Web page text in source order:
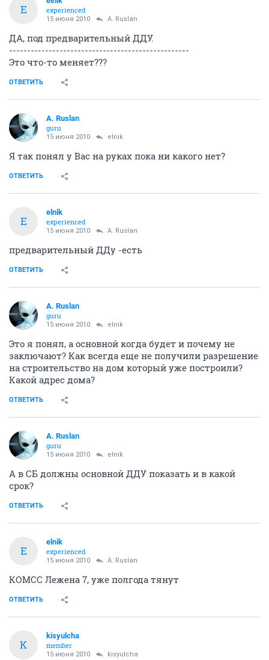
E
experienced
15 июня 2010 A. Ruslan
ДА, под предварительный ДДУ.
--------------------------------------------------
Это что-то меняет???
ОТВЕТИТЬ
A. Ruslan
guru
15 июня 2010 elnik
Я так понял у Вас на руках пока ни какого нет?
ОТВЕТИТЬ
E
elnik
experienced
15 июня 2010 A. Ruslan
предварительный ДДу -есть
ОТВЕТИТЬ
A. Ruslan
guru
15 июня 2010 elnik
Это я понял, а основной когда будет и почему не
заключают? Как всегда еще не получили разрешение
на строительство на дом который уже построили?
Какой адрес дома?
ОТВЕТИТЬ
A. Ruslan
guru
15 июня 2010 elnik
А в СБ должны основной ДДУ показать и в какой
срок?
ОТВЕТИТЬ
E
elnik
experienced
15 июня 2010 A. Ruslan
КОМСС Лежена 7, уже полгода тянут
ОТВЕТИТЬ
K
kisyulcha
member
15 июня 2010 kisyulcha